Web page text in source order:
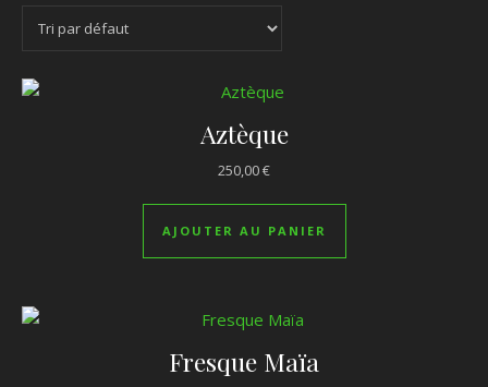
Aztèque
250,00€
AJOUTER AU PANIER
Fresque Maïa